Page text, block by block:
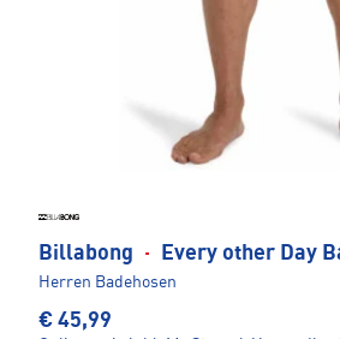
Billabong · Every other Day
Herren Badehosen
€ 45,99